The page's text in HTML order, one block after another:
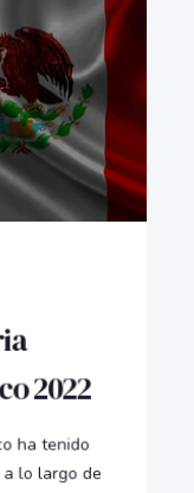
2022
ha tenido
lo largo de